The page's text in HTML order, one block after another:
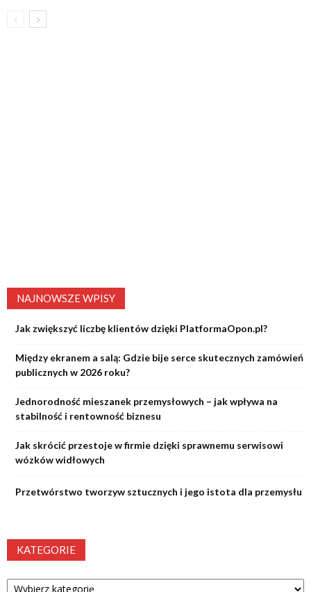
NAJNOWSZE WPISY
Jak zwiększyć liczbę klientów dzięki PlatformaOpon.pl?
Między ekranem a salą: Gdzie bije serce skutecznych zamówień
publicznych w 2026 roku?
Jednorodność mieszanek przemysłowych – jak wpływa na
stabilność i rentowność biznesu
Jak skrócić przestoje w firmie dzięki sprawnemu serwisowi
wózków widłowych
Przetwórstwo tworzyw sztucznych i jego istota dla przemysłu
KATEGORIE
Kategorie